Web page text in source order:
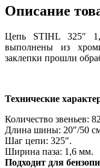
Описание
Цепь STIHL 325″
выполнены из
заклепки прошли
Технические
Количество звеньев: 82
Длина шины: 20″/50
Шаг цепи: 325″.
Ширина паза: 1,6 мм.
Подходит для